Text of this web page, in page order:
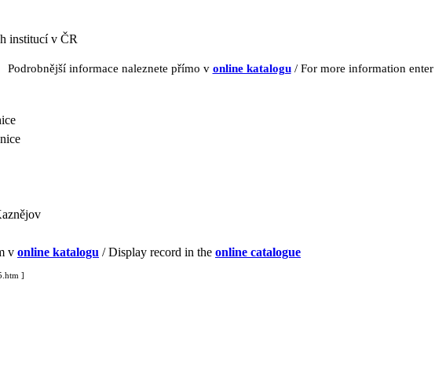
institucí v ČR
Podrobnější informace naleznete přímo v online katalogu/ For more information enter
v online katalogu / Display record in the online catalogue
]